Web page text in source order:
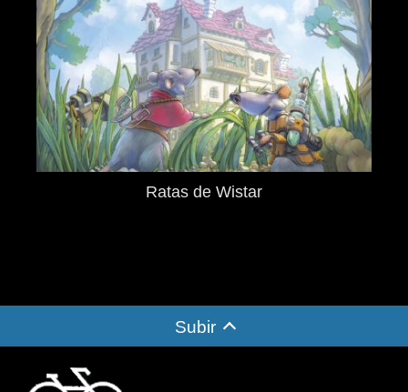
Ratas de Wistar
Subir